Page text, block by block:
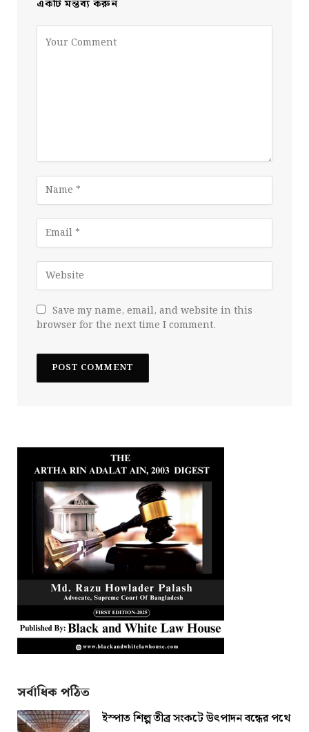
একটি মন্তব্য করুন
Save my name, email, and website in this
browser for the next time I comment.
সর্বাধিক পঠিত
ইস্পাত শিল্প তীব্র সংকটে উৎপাদন বন্ধের পথে